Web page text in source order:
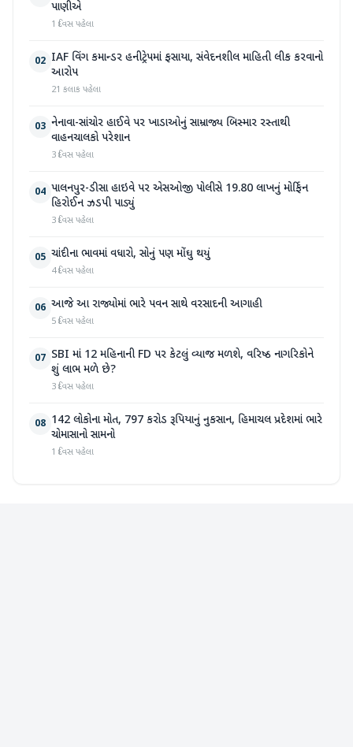
પાણીએ
1 દિવસ પહેલા
02 IAF વિંગ કમાન્ડર હનીટ્રેપમાં ફસાયા, સંવેદનશીલ માહિતી લીક કરવાનો
આરોપ
21 કલાક પહેલા
03 નેનાવા-સાંચોર હાઈવે પર ખાડાઓનું સામ્રાજ્ય બિસ્માર રસ્તાથી
વાહનચાલકો પરેશાન
3 દિવસ પહેલા
04 પાલનપુર-ડીસા હાઇવે પર એસઓજી પોલીસે 19.80 લાખનું મોર્ફિન
હિરોઈન ઝડપી પાડ્યું
3 દિવસ પહેલા
05 ચાંદીના ભાવમાં વધારો, સોનું પણ મોંઘુ થયું
4 દિવસ પહેલા
06 આજે આ રાજ્યોમાં ભારે પવન સાથે વરસાદની આગાહી
5 દિવસ પહેલા
07 SBI માં 12 મહિનાની FD પર કેટલું વ્યાજ મળશે, વરિષ્ઠ નાગરિકોને
શું લાભ મળે છે?
3 દિવસ પહેલા
08 142 લોકોના મોત, 797 કરોડ રૂપિયાનું નુકસાન, હિમાચલ પ્રદેશમાં ભારે
ચોમાસાનો સામનો
1 દિવસ પહેલા